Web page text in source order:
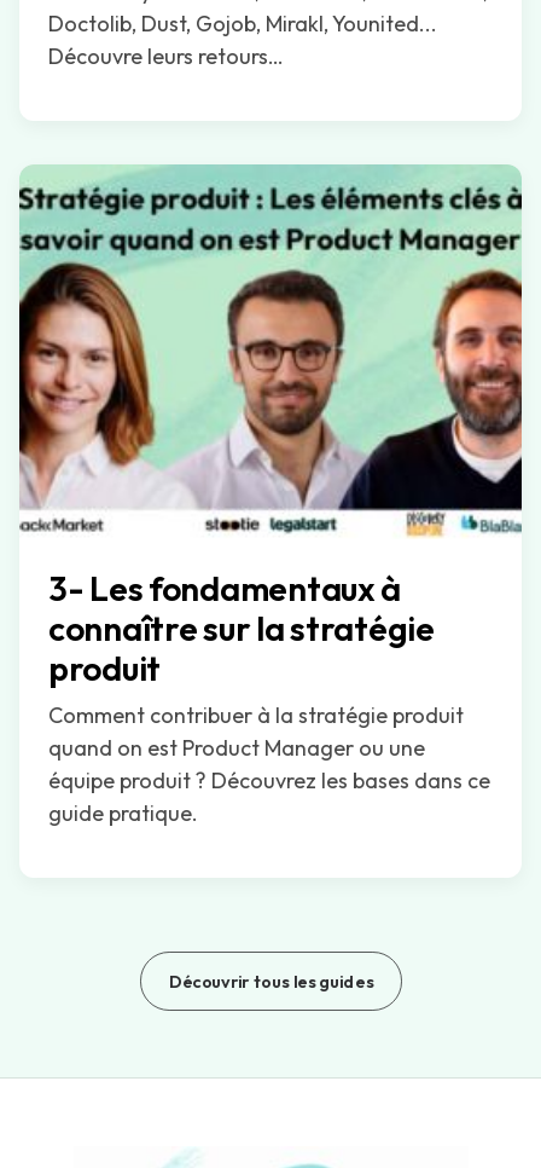
Doctolib, Dust, Gojob, Mirakl, Younited...
Découvre leurs retours…
3- Les fondamentaux à
connaître sur la stratégie
produit
Comment contribuer à la stratégie produit
quand on est Product Manager ou une
équipe produit ? Découvrez les bases dans ce
guide pratique.
Découvrir tous les guides